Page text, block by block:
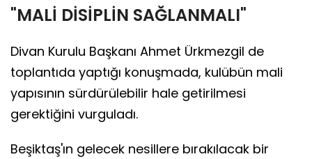
"MALİ DİSİPLİN SAĞLANMALI"
Divan Kurulu Başkanı Ahmet Ürkmezgil de
toplantıda yaptığı konuşmada, kulübün mali
yapısının sürdürülebilir hale getirilmesi
gerektiğini vurguladı.
Beşiktaş'ın gelecek nesillere bırakılacak bir